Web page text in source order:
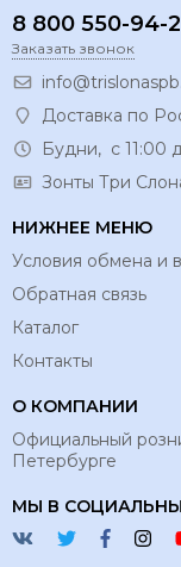
8 800 550-94-
Заказать звонок
Доставка по
Будни, с 11:00
Зонты Три
НИЖНЕЕ МЕНЮ
Условия обмена и
Обратная связь
Каталог
Контакты
О КОМПАНИИ
Официальный
Петербурге
МЫ В